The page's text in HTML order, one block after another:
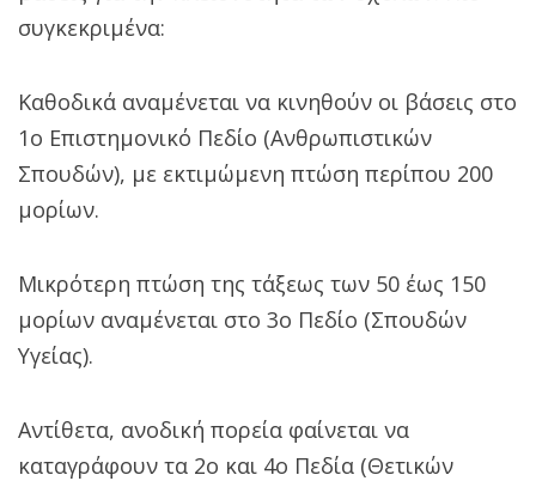
συγκεκριμένα:
Καθοδικά αναμένεται να κινηθούν οι βάσεις στο
1ο Επιστημονικό Πεδίο (Ανθρωπιστικών
Σπουδών), με εκτιμώμενη πτώση περίπου 200
μορίων.
Μικρότερη πτώση της τάξεως των 50 έως 150
μορίων αναμένεται στο 3ο Πεδίο (Σπουδών
Υγείας).
Αντίθετα, ανοδική πορεία φαίνεται να
καταγράφουν τα 2ο και 4ο Πεδία (Θετικών